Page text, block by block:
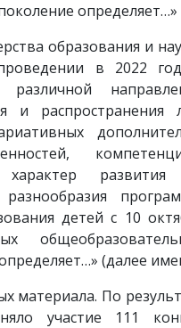
определяет…»
образования и
в 2022
различной
и распространения
развития
детей с 10
(далее
материала. По
участие 111